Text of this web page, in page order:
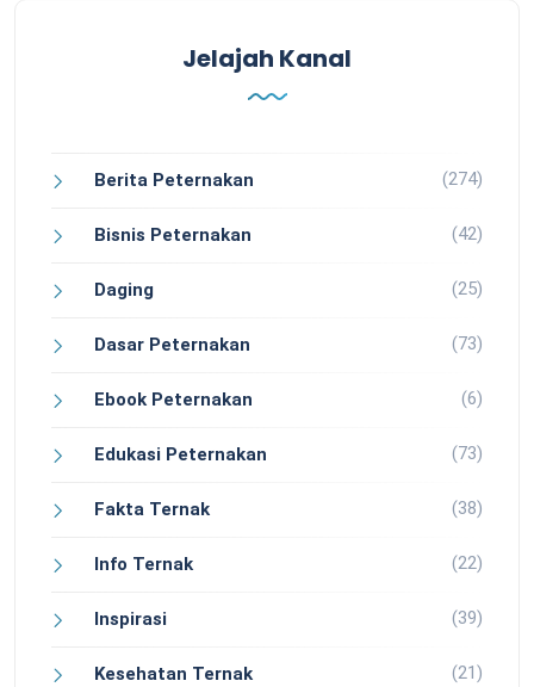
Jelajah Kanal
Berita Peternakan (274)
Bisnis Peternakan (42)
Daging (25)
Dasar Peternakan (73)
Ebook Peternakan (6)
Edukasi Peternakan (73)
Fakta Ternak (38)
Info Ternak (22)
Inspirasi (39)
Kesehatan Ternak (21)